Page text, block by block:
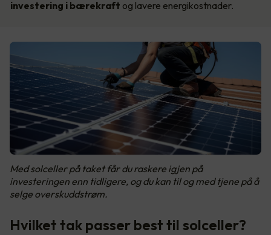
investering i bærekraft og lavere energikostnader.
Med solceller på taket får du raskere igjen på
investeringen enn tidligere, og du kan til og med tjene på å
selge overskuddstrøm.
Hvilket tak passer best til solceller?